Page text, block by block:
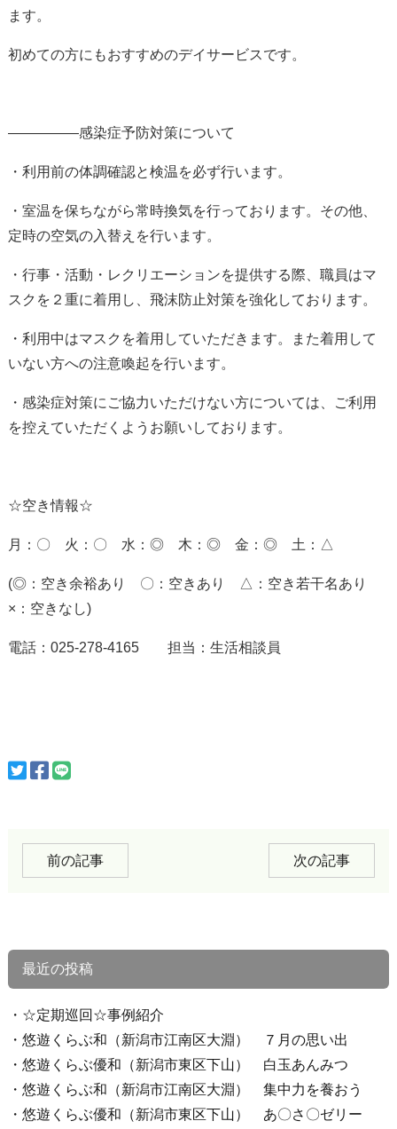
ます。
初めての方にもおすすめのデイサービスです。
—————感染症予防対策について
・利用前の体調確認と検温を必ず行います。
・室温を保ちながら常時換気を行っております。その他、
定時の空気の入替えを行います。
・行事・活動・レクリエーションを提供する際、職員はマ
スクを２重に着用し、飛沫防止対策を強化しております。
・利用中はマスクを着用していただきます。また着用して
いない方への注意喚起を行います。
・感染症対策にご協力いただけない方については、ご利用
を控えていただくようお願いしております。
☆空き情報☆
月：〇 火：〇 水：◎ 木：◎ 金：◎ 土：△
(◎：空き余裕あり 〇：空きあり △：空き若干名あり
×：空きなし)
電話：025-278-4165 担当：生活相談員
前の記事 次の記事
最近の投稿
☆定期巡回☆事例紹介
悠遊くらぶ和（新潟市江南区大淵） ７月の思い出
悠遊くらぶ優和（新潟市東区下山） 白玉あんみつ
悠遊くらぶ和（新潟市江南区大淵） 集中力を養おう
悠遊くらぶ優和（新潟市東区下山） あ〇さ〇ゼリー